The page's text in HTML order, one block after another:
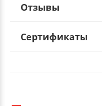
Отзывы
Сертификаты